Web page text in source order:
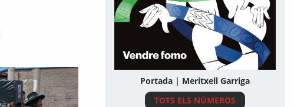
Portada | Meritxell Garriga
TOTS ELS NÚMEROS